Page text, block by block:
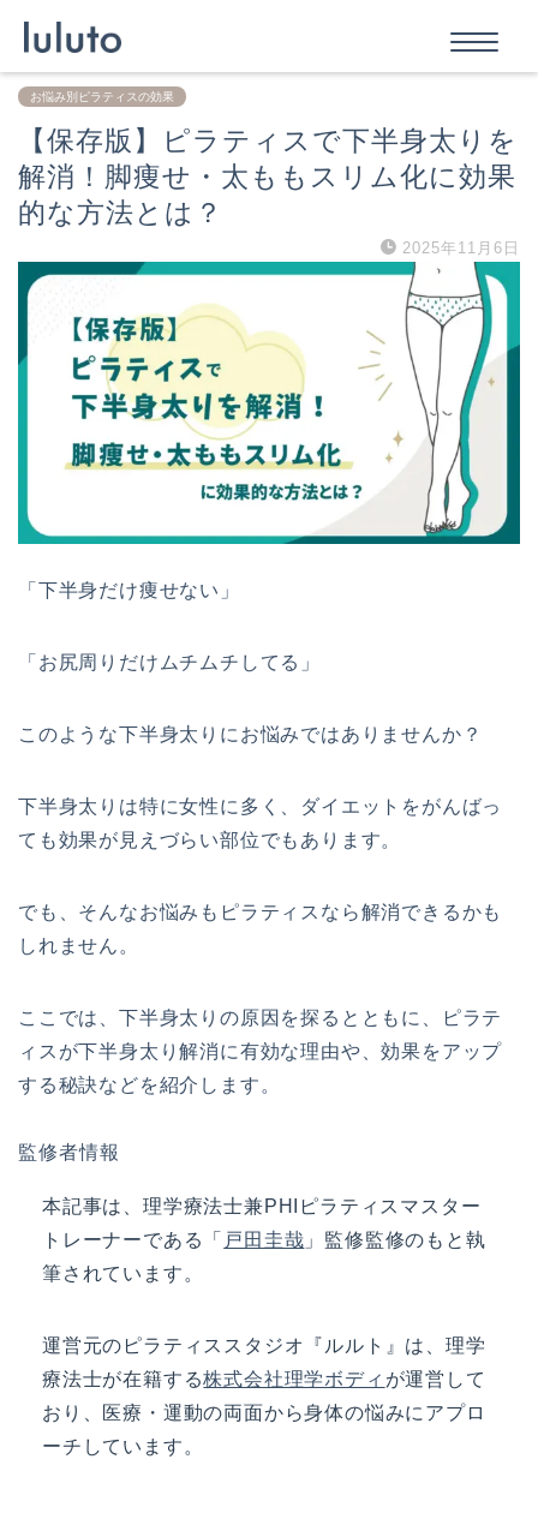
お悩み別ピラティスの効果
【保存版】ピラティスで下半身太りを
解消！脚痩せ・太ももスリム化に効果
的な方法とは？
2025年11月6日
「下半身だけ痩せない」
「お尻周りだけムチムチしてる」
このような下半身太りにお悩みではありませんか？
下半身太りは特に女性に多く、ダイエットをがんばっ
ても効果が見えづらい部位でもあります。
でも、そんなお悩みもピラティスなら解消できるかも
しれません。
ここでは、下半身太りの原因を探るとともに、ピラテ
ィスが下半身太り解消に有効な理由や、効果をアップ
する秘訣などを紹介します。
監修者情報
本記事は、理学療法士兼PHIピラティスマスター
トレーナーである「 戸田圭哉 」監修監修のもと執
筆されています。
運営元の ピラティススタジオ『ルルト』 は、理学
療法士が在籍する株式会社理学ボディ が運営して
おり、医療・運動の両面から身体の悩みにアプロ
ーチしています。